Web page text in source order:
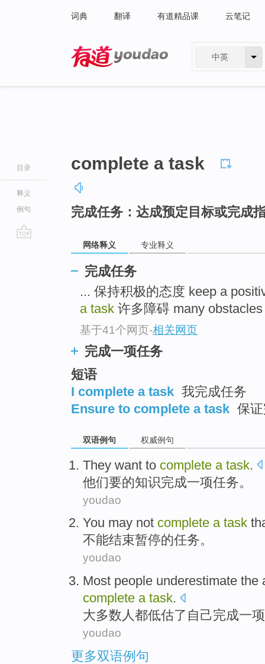
词典 翻译 有道精品课 云笔记
中英
目录
释义
例句
complete a task
完成任务：达成预定目标或完成
网络释义 专业释义
完成任务
... 保持积极的态度 keep a
a task 许多障碍 many
基于41个网页-相关网页
完成一项任务
短语
I complete a task 我完成任务
Ensure to complete a task 保
双语例句 权威例句
They want to complete a task.
他们要的知识完成一项任务。
youdao
You may not complete a task
不能结束暂停的任务。
youdao
Most people underestimate the
complete a task.
大多数人都低估了自己完成一项
youdao
更多双语例句